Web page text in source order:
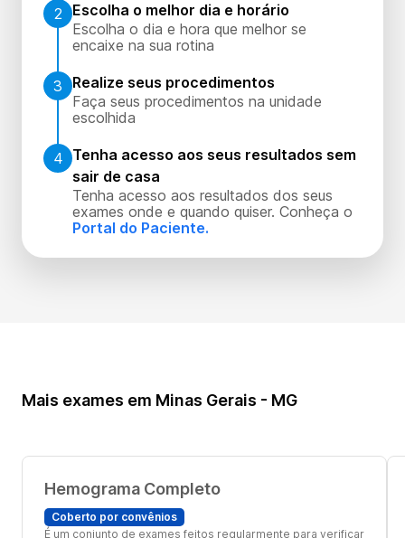
2
Escolha o melhor dia e horário
Escolha o dia e hora que melhor se
encaixe na sua rotina
3
Realize seus procedimentos
Faça seus procedimentos na unidade
escolhida
4 Tenha acesso aos seus resultados sem
sair de casa
Tenha acesso aos resultados dos seus
exames onde e quando quiser. Conheça o
Portal do Paciente.
Mais exames em Minas Gerais - MG
Hemograma Completo
Coberto por convênios
É um conjunto de exames feitos regularmente para verificar